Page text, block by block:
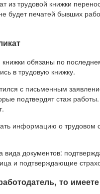
из трудовой книжки
будет печатей бывших
обязаны по
в трудовую книжку.
с письменным
подтвердят стаж
информацию о трудовом
вида документов:
и подтверждающие
то